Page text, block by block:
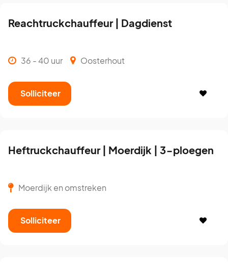
Reachtruckchauffeur | Dagdienst
36 - 40 uur Oosterhout
Solliciteer
Heftruckchauffeur | Moerdijk | 3-ploegen
Moerdijk en omstreken
Solliciteer